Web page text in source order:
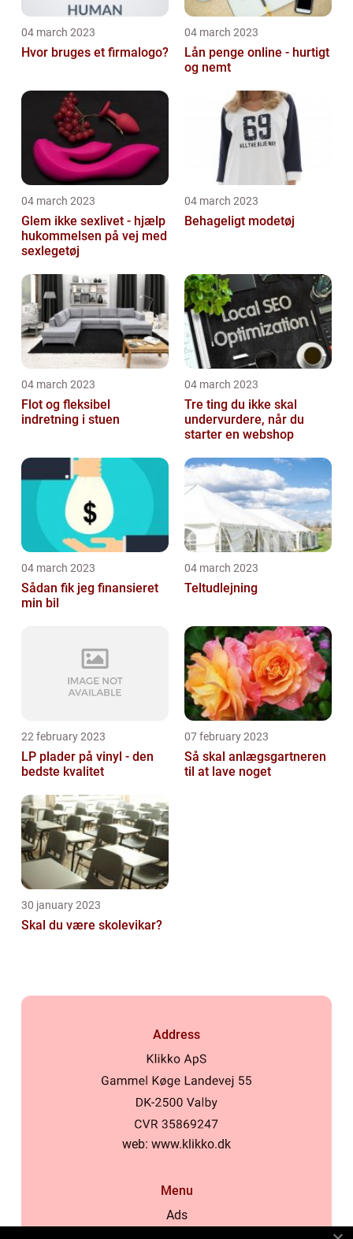
04 march 2023
Hvor bruges et firmalogo?
04 march 2023
Lån penge online - hurtigt
og nemt
04 march 2023
Glem ikke sexlivet - hjælp
hukommelsen på vej med
sexlegetøj
04 march 2023
Behageligt modetøj
04 march 2023
Flot og fleksibel
indretning i stuen
04 march 2023
Tre ting du ikke skal
undervurdere, når du
starter en webshop
04 march 2023
Sådan fik jeg finansieret
min bil
04 march 2023
Teltudlejning
22 february 2023
LP plader på vinyl - den
bedste kvalitet
07 february 2023
Så skal anlægsgartneren
til at lave noget
30 january 2023
Skal du være skolevikar?
Address
web: www.klikko.dk
Menu
Ads